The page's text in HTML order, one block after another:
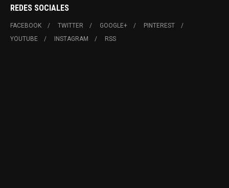
REDES SOCIALES
FACEBOOK TWITTER GOOGLE+
PINTEREST
YOUTUBE
INSTAGRAM RSS